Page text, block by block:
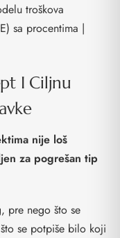
troškova
sa procentima |
I Ciljnu
nije loš
za pogrešan tip
pre nego što se
se potpiše bilo koji